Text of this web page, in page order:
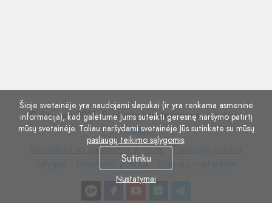
© Site.pro 2011. Svetainių konstruktorius.Jungtinės
Valstijos.
Susisiekite su pardavimų skyriumi
Paslaugų
Paslaugų teikimo
Privatumo politika
Šioje svetainėje yra naudojami slapukai (ir yra renkama asmeninė
informacija), kad galėtume Jums suteikti geresnę naršymo patirtį
mūsų svetainėje. Toliau naršydami svetainėje Jūs sutinkate su mūsų
paslaugų teikimo sąlygomis.
Sutinku
Nustatymai